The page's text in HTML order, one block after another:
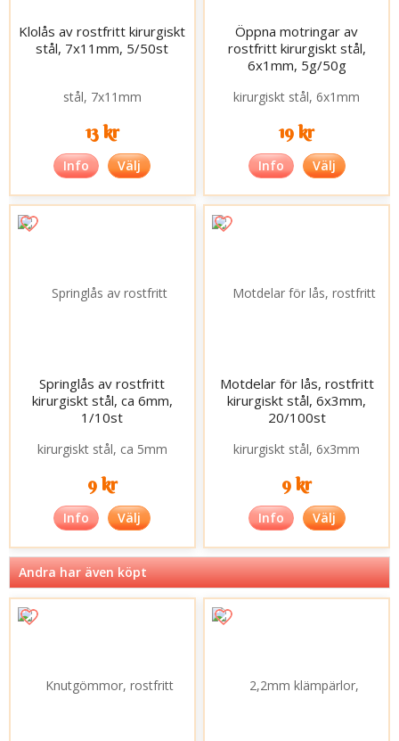
Klolås av rostfritt kirurgiskt
stål, 7x11mm, 5/50st
13 kr
Info Välj
Öppna motringar av
rostfritt kirurgiskt stål,
6x1mm, 5g/50g
19 kr
Info Välj
Springlås av rostfritt
kirurgiskt stål, ca 6mm,
1/10st
9 kr
Info Välj
Motdelar för lås, rostfritt
kirurgiskt stål, 6x3mm,
20/100st
9 kr
Info Välj
Andra har även köpt